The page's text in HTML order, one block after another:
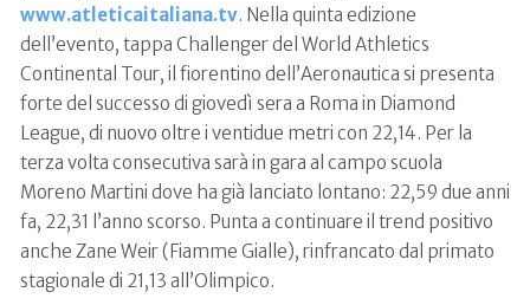
www.atleticaitaliana.tv. Nella quinta edizione
dell’evento, tappa Challenger del World Athletics
Continental Tour, il fiorentino dell’Aeronautica si presenta
forte del successo di giovedì sera a Roma in Diamond
League, di nuovo oltre i ventidue metri con 22,14. Per la
terza volta consecutiva sarà in gara al campo scuola
Moreno Martini dove ha già lanciato lontano: 22,59 due anni
fa, 22,31 l’anno scorso. Punta a continuare il trend positivo
anche Zane Weir (Fiamme Gialle), rinfrancato dal primato
stagionale di 21,13 all’Olimpico.